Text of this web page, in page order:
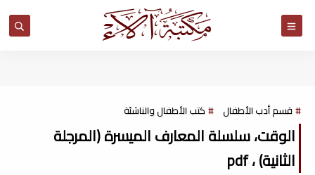
قسم أدب الأطفال كتب الأطفال والناشئة
الوقت، سلسلة المعارف الميسرة (المرجلة
الثانية) ، pdf